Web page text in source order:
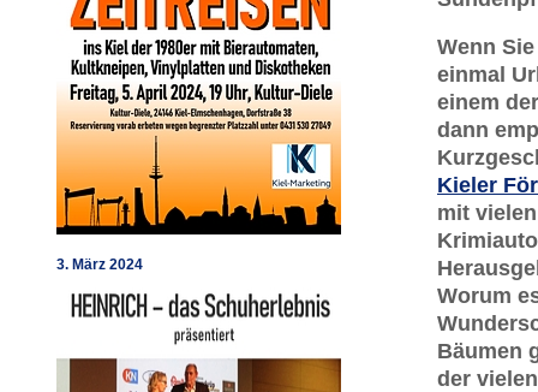
3. März 2024
Wenn
einmal
einem
dann
Kieler
mit
Worum
Bäumen
der